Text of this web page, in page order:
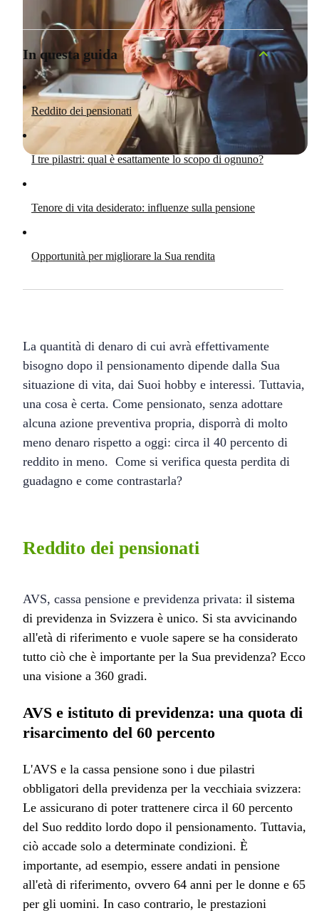
La quantità di denaro di cui avrà effettivamente
bisogno dopo il pensionamento dipende dalla Sua
situazione di vita, dai Suoi hobby e interessi. Tuttavia,
una cosa è certa. Come pensionato, senza adottare
alcuna azione preventiva propria, disporrà di molto
meno denaro rispetto a oggi: circa il 40 percento di
reddito in meno. Come si verifica questa perdita di
guadagno e come contrastarla?
Reddito dei pensionati
AVS, cassa pensione e previdenza privata: il sistema
di previdenza in Svizzera è unico. Si sta avvicinando
all'età di riferimento e vuole sapere se ha considerato
tutto ciò che è importante per la Sua previdenza? Ecco
una visione a 360 gradi.
AVS e istituto di previdenza: una quota di
risarcimento del 60 percento
L'AVS e la cassa pensione sono i due pilastri
obbligatori della previdenza per la vecchiaia svizzera:
Le assicurano di poter trattenere circa il 60 percento
del Suo reddito lordo dopo il pensionamento. Tuttavia,
ciò accade solo a determinate condizioni. È
importante, ad esempio, essere andati in pensione
all'età di riferimento, ovvero 64 anni per le donne e 65
per gli uomini. In caso contrario, le prestazioni
In questa guida
Reddito dei pensionati
I tre pilastri: qual è esattamente lo scopo di ognuno?
Tenore di vita desiderato: influenze sulla pensione
Opportunità per migliorare la Sua rendita